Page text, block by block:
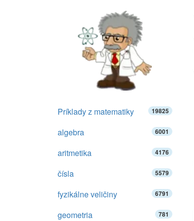
Príklady z matematiky 19825
algebra 6001
aritmetika 4176
čísla 5579
fyzikálne veličiny 6791
geometria 781